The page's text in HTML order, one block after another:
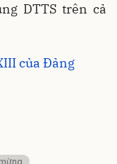
DTTS trên cả
của Đảng